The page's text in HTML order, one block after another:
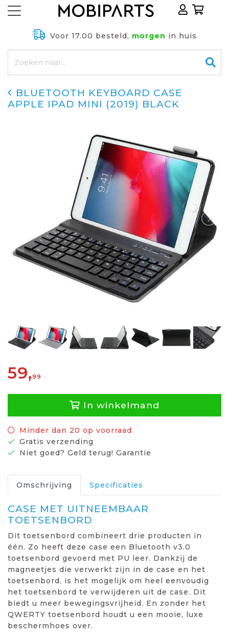
Voor 17.00 besteld, morgen in huis
BLUETOOTH KEYBOARD CASE
APPLE IPAD MINI (2019) BLACK
59,99
In winkelmand
Minder dan 20 op voorraad
Gratis verzending
Niet goed? Geld terug! Garantie
Omschrijving Specificaties
CASE MET UITNEEMBAAR
TOETSENBORD
Dit toetsenbord combineert drie producten in
één. Zo heeft deze case een Bluetooth v3.0
toetsenbord gevoerd met PU leer. Dankzij de
magneetjes die verwerkt zijn in de case en het
toetsenbord, is het mogelijk om heel eenvoudig
het toetsenbord te verwijderen uit de case. Dit
biedt u meer bewegingsvrijheid. En zonder het
QWERTY toetsenbord houdt u een mooie, luxe
beschermhoes over.